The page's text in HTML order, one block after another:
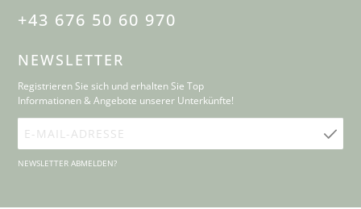
+43 676 50 60 970
NEWSLETTER
Registrieren Sie sich und erhalten Sie Top
Informationen & Angebote unserer Unterkünfte!
E-
Mail-
NEWSLETTER ABMELDEN?